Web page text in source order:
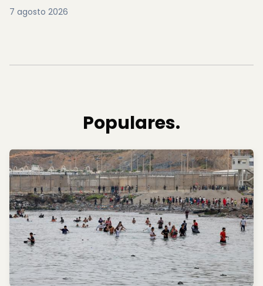
7 agosto 2026
Populares.